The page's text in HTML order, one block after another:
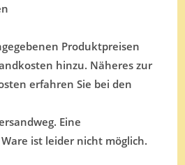
Produktpreisen
hinzu. Näheres zur
erfahren Sie bei den
Eine
ist leider nicht möglich.